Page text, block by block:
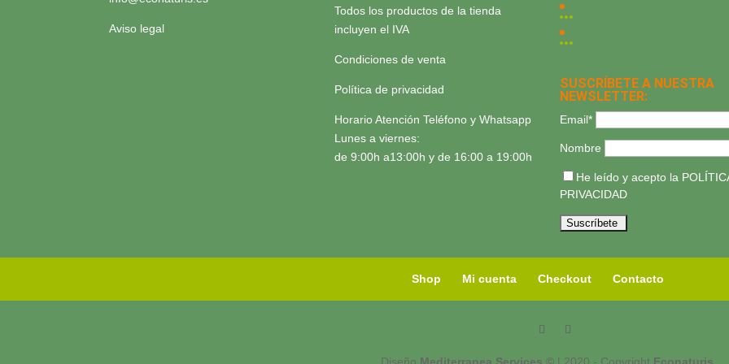
Aviso legal
Todos los productos de la tienda
incluyen el IVA
Condiciones de venta
Política de privacidad
Horario Atención Teléfono y Whatsapp
Lunes a viernes:
de 9:00h a13:00h y de 16:00 a 19:00h
SUSCRÍBETE A NUESTRA
NEWSLETTER:
Email*
Nombre
He leído y acepto la
PRIVACIDAD
Shop Mi cuenta Checkout Contacto